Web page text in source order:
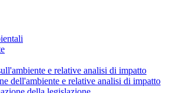
e relative analisi di impatto
dell'ambiente e relative analisi di impatto